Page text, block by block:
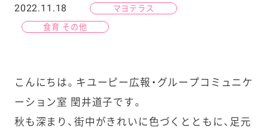
2022.11.18 マヨテラス
食育 その他
こんにちは。キユーピー広報・グループコミュニケ
ーション室 閏井道子です。
秋も深まり、街中がきれいに色づくとともに、足元